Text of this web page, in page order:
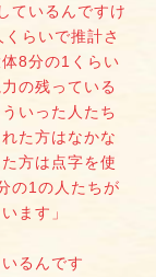
ているんですけ
らいで推計さ
8分の1くらい
の残っている
いった人たち
た方はなかな
方は点字を使
の1の人たちが
ます」
るんです